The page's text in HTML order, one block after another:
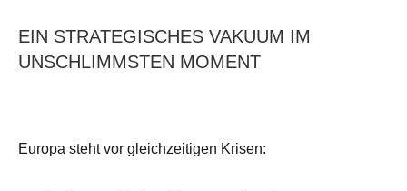
EIN STRATEGISCHES VAKUUM IM
UNSCHLIMMSTEN MOMENT
Europa steht vor gleichzeitigen Krisen: